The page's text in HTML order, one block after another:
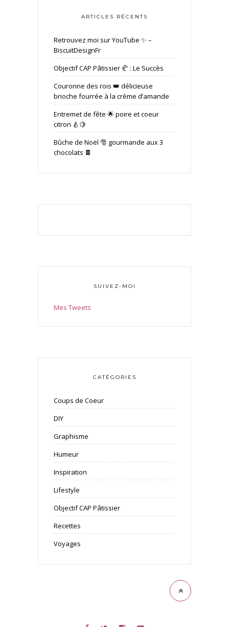
ARTICLES RÉCENTS
Retrouvez moi sur YouTube ✨ –
BiscuitDesignFr
Objectif CAP Pâtissier 🥐 : Le Succès
Couronne des rois 👑 délicieuse
brioche fourrée à la crème d’amande
Entremet de fête 🌟 poire et coeur
citron 🍐🍋
Bûche de Noël 🎅 gourmande aux 3
chocolats 🍫
SUIVEZ-MOI
Mes Tweets
CATÉGORIES
Coups de Coeur
DIY
Graphisme
Humeur
Inspiration
Lifestyle
Objectif CAP Pâtissier
Recettes
Voyages